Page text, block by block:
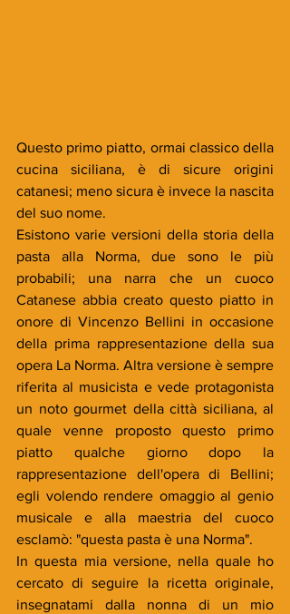
Questo primo piatto, ormai classico della
cucina siciliana, è di sicure origini
catanesi; meno sicura è invece la nascita
del suo nome.
Esistono varie versioni della storia della
pasta alla Norma, due sono le più
probabili; una narra che un cuoco
Catanese abbia creato questo piatto in
onore di Vincenzo Bellini in occasione
della prima rappresentazione della sua
opera La Norma. Altra versione è sempre
riferita al musicista e vede protagonista
un noto gourmet della città siciliana, al
quale venne proposto questo primo
piatto qualche giorno dopo la
rappresentazione dell'opera di Bellini;
egli volendo rendere omaggio al genio
musicale e alla maestria del cuoco
esclamò: "questa pasta è una Norma".
In questa mia versione, nella quale ho
cercato di seguire la ricetta originale,
insegnatami dalla nonna di un mio